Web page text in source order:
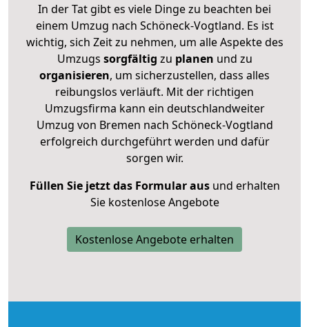
In der Tat gibt es viele Dinge zu beachten bei
einem Umzug nach Schöneck-Vogtland. Es ist
wichtig, sich Zeit zu nehmen, um alle Aspekte des
Umzugs sorgfältig zu planen und zu
organisieren, um sicherzustellen, dass alles
reibungslos verläuft. Mit der richtigen
Umzugsfirma kann ein deutschlandweiter
Umzug von Bremen nach Schöneck-Vogtland
erfolgreich durchgeführt werden und dafür
sorgen wir.
Füllen Sie jetzt das Formular ausund erhalten
Sie kostenlose Angebote
Kostenlose Angebote erhalten